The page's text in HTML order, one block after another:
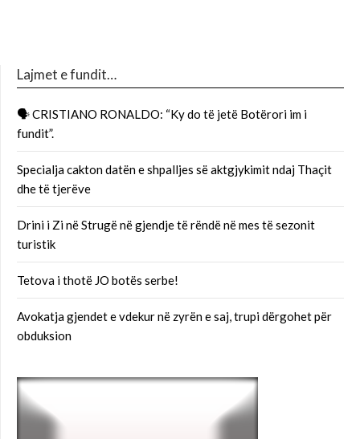
Lajmet e fundit…
🗣 CRISTIANO RONALDO: “Ky do të jetë Botërori im i
fundit”.
Specialja cakton datën e shpalljes së aktgjykimit ndaj Thaçit
dhe të tjerëve
Drini i Zi në Strugë në gjendje të rëndë në mes të sezonit
turistik
Tetova i thotë JO botës serbe!
Avokatja gjendet e vdekur në zyrën e saj, trupi dërgohet për
obduksion